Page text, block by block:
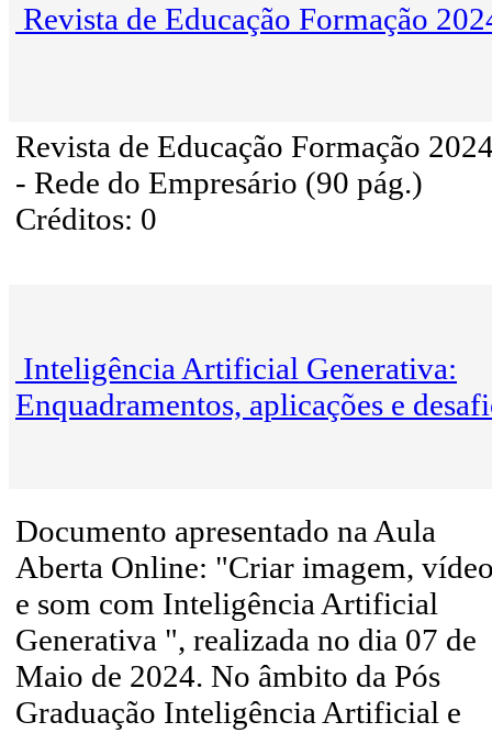
Revista de Educação Formação
Revista de Educação Formação
- Rede do Empresário (90 pág.)
Créditos: 0
Inteligência Artificial Generativa:
Enquadramentos, aplicações e
Documento apresentado na Aula
Aberta Online: "Criar imagem,
e som com Inteligência Artificial
Generativa ", realizada no dia 07 de
Maio de 2024. No âmbito da Pós
Graduação Inteligência Artificial e